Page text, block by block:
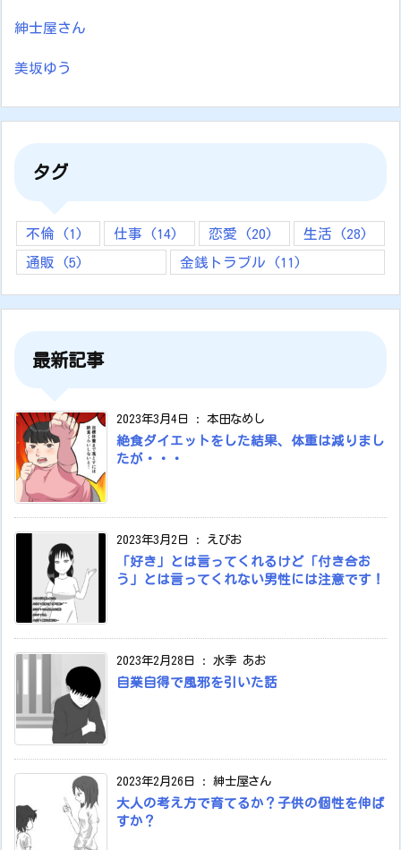
紳士屋さん
美坂ゆう
タグ
不倫 (1) 仕事 (14) 恋愛 (20) 生活 (28)
通販 (5) 金銭トラブル (11)
最新記事
2023年3月4日 : 本田なめし
絶食ダイエットをした結果、体重は減りまし
たが・・・
2023年3月2日 : えびお
「好き」とは言ってくれるけど「付き合お
う」とは言ってくれない男性には注意です！
2023年2月28日 : 水季 あお
自業自得で風邪を引いた話
2023年2月26日 : 紳士屋さん
大人の考え方で育てるか？子供の個性を伸ば
すか？